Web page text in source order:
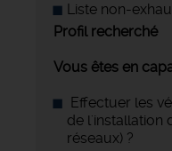
Liste non-
Profil recherché
Vous êtes en
Effectuer les
de l'installation
réseaux) ?